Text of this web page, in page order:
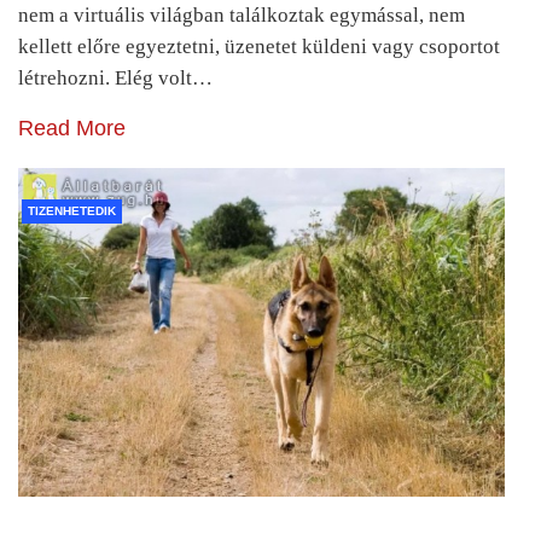
nem a virtuális világban találkoztak egymással, nem
kellett előre egyeztetni, üzenetet küldeni vagy csoportot
létrehozni. Elég volt…
Read More
TIZENHETEDIK